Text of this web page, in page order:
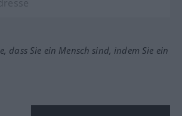
dass Sie ein Mensch sind, indem Sie ein